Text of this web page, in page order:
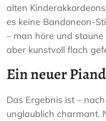
alten
es keine Bandoneon-
– man höre und
aber kunstvoll flach
Ein neuer
Das Ergebnis ist –
unglaublich charmant.